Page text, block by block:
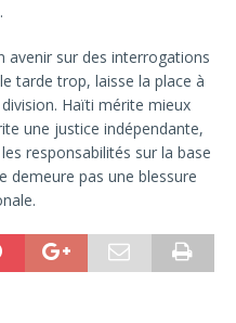
avenir sur des interrogations
tarde trop, laisse la place à
Haïti mérite mieux
une justice indépendante,
responsabilités sur la base
demeure pas une blessure